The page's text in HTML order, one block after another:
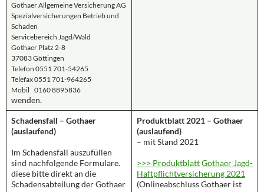
Gothaer Allgemeine Versicherung AG
Spezialversicherungen Betrieb und
Schaden
Servicebereich Jagd/Wald
Gothaer Platz 2-8
37083 Göttingen
Telefon 0551 701-54265
Telefax 0551 701-964265
Mobil 0160 8895836
wenden.
Schadensfall – Gothaer
(auslaufend)
Im Schadensfall auszufüllen
sind nachfolgende Formulare.
diese bitte direkt an die
Schadensabteilung der Gothaer
Produktblatt 2021 – Gothaer
(auslaufend)
– mit Stand 2021
>>> ProduktblattGothaer Jagd-
Haftpflichtversicherung 2021
(Onlineabschluss Gothaer ist